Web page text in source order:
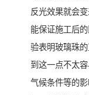
反光效果就会
能保证施工后
验表明玻璃珠
到这一点不太
气候条件等的